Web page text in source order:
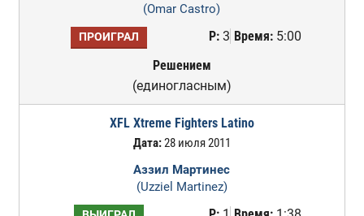
(Omar Castro)
ПРОИГРАЛ Р:3 Время:5:00
Решением
(единогласным)
XFL Xtreme Fighters Latino
Дата:28 июля 2011
Аззил Мартинес
(Uzziel Martinez)